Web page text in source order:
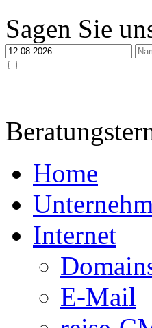
Sagen Sie
Home
Internet
E-Mail